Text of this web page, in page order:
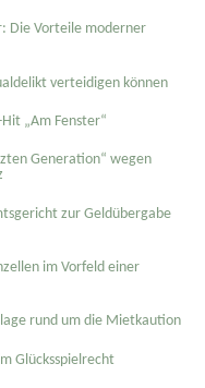
Die Vorteile moderner
verteidigen können
„Am Fenster“
Generation“ wegen
zur Geldübergabe
im Vorfeld einer
rund um die Mietkaution
Glücksspielrecht